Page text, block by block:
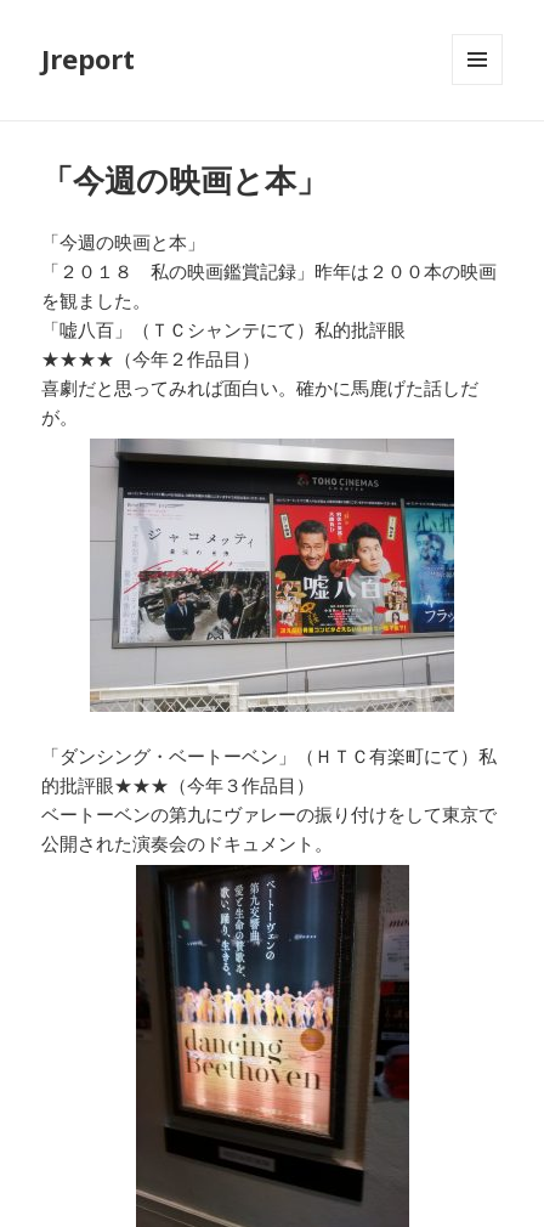
Jreport
「今週の映画と本」
「今週の映画と本」
「２０１８ 私の映画鑑賞記録」昨年は２００本の映画
を観ました。
「嘘八百」（ＴＣシャンテにて）私的批評眼
★★★★（今年２作品目）
喜劇だと思ってみれば面白い。確かに馬鹿げた話しだ
が。
「ダンシング・ベートーベン」（ＨＴＣ有楽町にて）私
的批評眼★★★（今年３作品目）
ベートーベンの第九にヴァレーの振り付けをして東京で
公開された演奏会のドキュメント。